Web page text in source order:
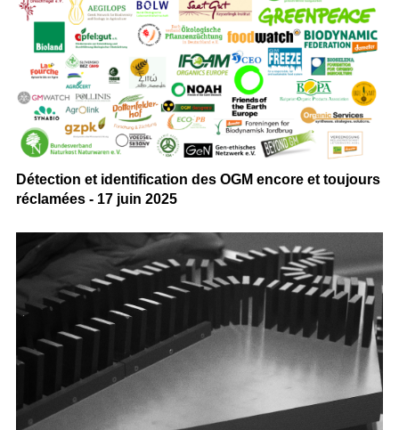
Détection et identification des OGM encore et toujours
réclamées - 17 juin 2025